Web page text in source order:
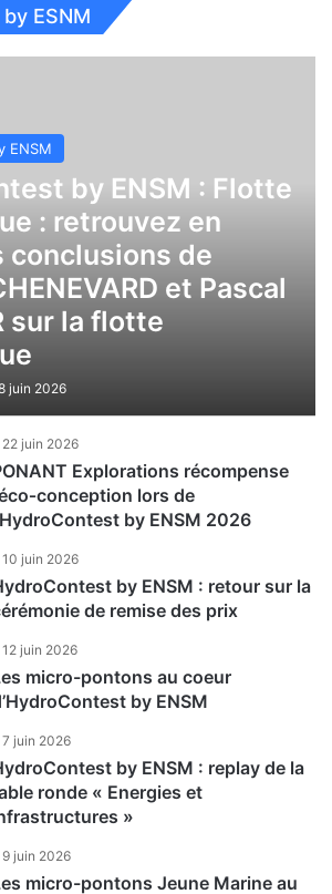
ESNM
ENSM
by ENSM : Flotte
: retrouvez en
conclusions de
et Pascal
sur la flotte
juin 2026
22 juin 2026
Explorations récompense
lors de
by ENSM 2026
10 juin 2026
by ENSM : retour sur la
de remise des prix
12 juin 2026
micro-pontons au coeur
by ENSM
7 juin 2026
by ENSM : replay de la
ronde « Energies et
»
9 juin 2026
micro-pontons Jeune Marine au